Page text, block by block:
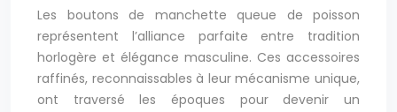
Les boutons de manchette queue de poisson
représentent l’alliance parfaite entre tradition
horlogère et élégance masculine. Ces accessoires
raffinés, reconnaissables à leur mécanisme unique,
ont traversé les époques pour devenir un